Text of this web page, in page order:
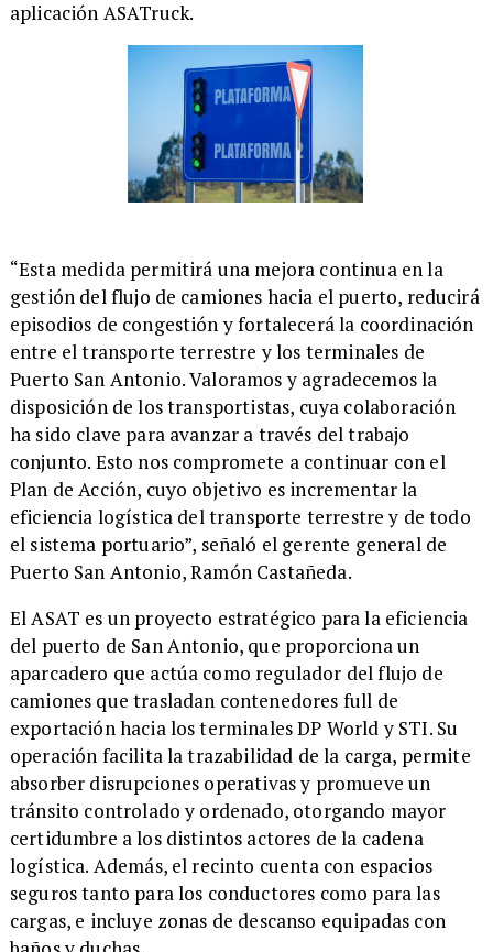
aplicación ASATruck.
​“Esta medida permitirá una mejora continua en la
gestión del flujo de camiones hacia el puerto, reducirá
episodios de congestión y fortalecerá la coordinación
entre el transporte terrestre y los terminales de
Puerto San Antonio. Valoramos y agradecemos la
disposición de los transportistas, cuya colaboración
ha sido clave para avanzar a través del trabajo
conjunto. Esto nos compromete a continuar con el
Plan de Acción, cuyo objetivo es incrementar la
eficiencia logística del transporte terrestre y de todo
el sistema portuario”, señaló el gerente general de
Puerto San Antonio, Ramón Castañeda.
​El ASAT es un proyecto estratégico para la eficiencia
del puerto de San Antonio, que proporciona un
aparcadero que actúa como regulador del flujo de
camiones que trasladan contenedores full de
exportación hacia los terminales DP World y STI. Su
operación facilita la trazabilidad de la carga, permite
absorber disrupciones operativas y promueve un
tránsito controlado y ordenado, otorgando mayor
certidumbre a los distintos actores de la cadena
logística. Además, el recinto cuenta con espacios
seguros tanto para los conductores como para las
cargas, e incluye zonas de descanso equipadas con